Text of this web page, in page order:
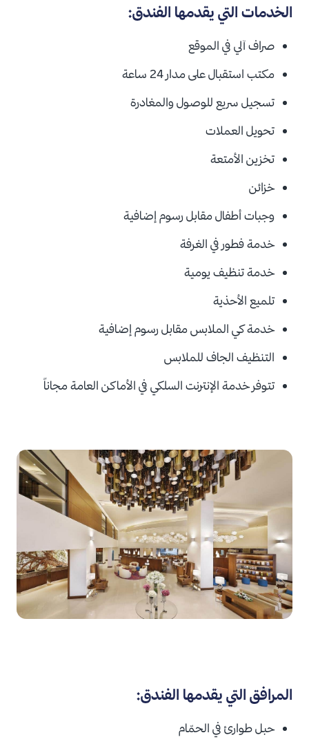
الخدمات التي يقدمها الفندق:
صراف آلي في الموقع
مكتب استقبال على مدار 24 ساعة
تسجيل سريع للوصول والمغادرة
تحويل العملات
تخزين الأمتعة
خزائن
وجبات أطفال مقابل رسوم إضافية
خدمة فطور في الغرفة
خدمة تنظيف يومية
تلميع الأحذية
خدمة كي الملابس مقابل رسوم إضافية
التنظيف الجاف للملابس
تتوفر خدمة الإنترنت السلكي في الأماكن العامة مجاناً
المرافق التي يقدمها الفندق:
حبل طوارئ في الحمّام